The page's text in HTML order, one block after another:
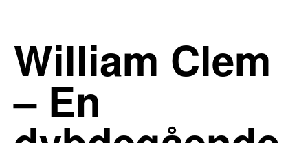
William Clem
– En